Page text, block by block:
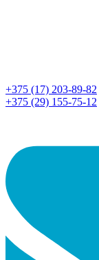
+375 (17) 203-89-82
+375 (29) 155-75-12